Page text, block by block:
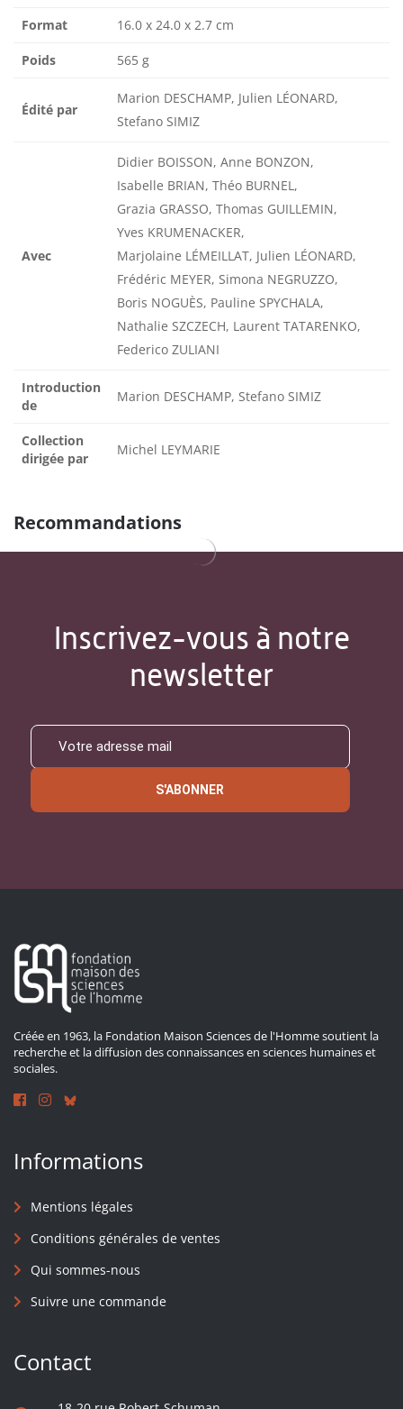
Format 16.0 x 24.0 x 2.7 cm
Poids 565 g
Édité par
Marion DESCHAMP, Julien LÉONARD,
Stefano SIMIZ
Avec
Didier BOISSON, Anne BONZON,
Isabelle BRIAN, Théo BURNEL,
Grazia GRASSO, Thomas GUILLEMIN,
Yves KRUMENACKER,
Marjolaine LÉMEILLAT, Julien LÉONARD,
Frédéric MEYER, Simona NEGRUZZO,
Boris NOGUÈS, Pauline SPYCHALA,
Nathalie SZCZECH, Laurent TATARENKO,
Federico ZULIANI
Introduction
de
Marion DESCHAMP, Stefano SIMIZ
Collection
dirigée par
Michel LEYMARIE
Recommandations
Inscrivez-vous à notre
newsletter
S'ABONNER
Créée en 1963, la Fondation Maison Sciences de l'Homme soutient la
recherche et la diffusion des connaissances en sciences humaines et
sociales.
Informations
Mentions légales
Conditions générales de ventes
Qui sommes-nous
Suivre une commande
Contact